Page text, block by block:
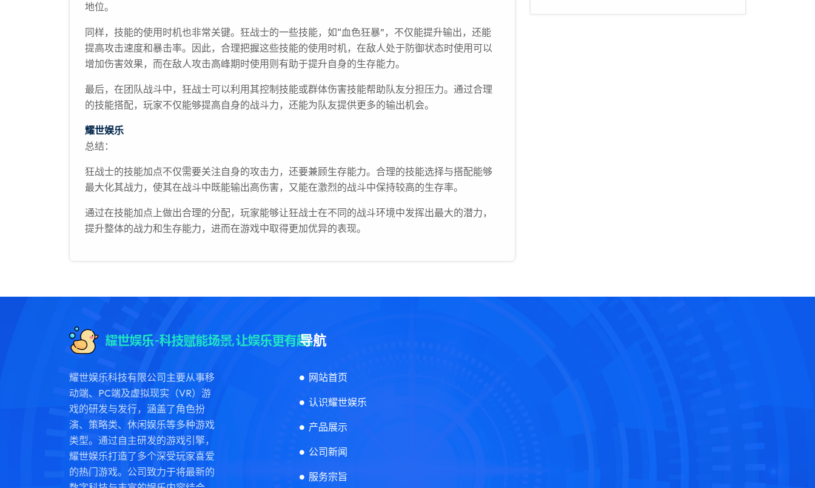
地位。
同样，技能的使用时机也非常关键。狂战士的一些技能，如“血色狂暴”，不仅能提升输出，还能
提高攻击速度和暴击率。因此，合理把握这些技能的使用时机，在敌人处于防御状态时使用可以
增加伤害效果，而在敌人攻击高峰期时使用则有助于提升自身的生存能力。
最后，在团队战斗中，狂战士可以利用其控制技能或群体伤害技能帮助队友分担压力。通过合理
的技能搭配，玩家不仅能够提高自身的战斗力，还能为队友提供更多的输出机会。
耀世娱乐
总结：
狂战士的技能加点不仅需要关注自身的攻击力，还要兼顾生存能力。合理的技能选择与搭配能够
最大化其战力，使其在战斗中既能输出高伤害，又能在激烈的战斗中保持较高的生存率。
通过在技能加点上做出合理的分配，玩家能够让狂战士在不同的战斗环境中发挥出最大的潜力，
提升整体的战力和生存能力，进而在游戏中取得更加优异的表现。
耀世娱乐科技有限公司主要从事移
动端、PC端及虚拟现实（VR）游
戏的研发与发行，涵盖了角色扮
演、策略类、休闲娱乐等多种游戏
类型。通过自主研发的游戏引擎，
耀世娱乐打造了多个深受玩家喜爱
的热门游戏。公司致力于将最新的
导航
网站首页
认识耀世娱乐
产品展示
公司新闻
服务宗旨